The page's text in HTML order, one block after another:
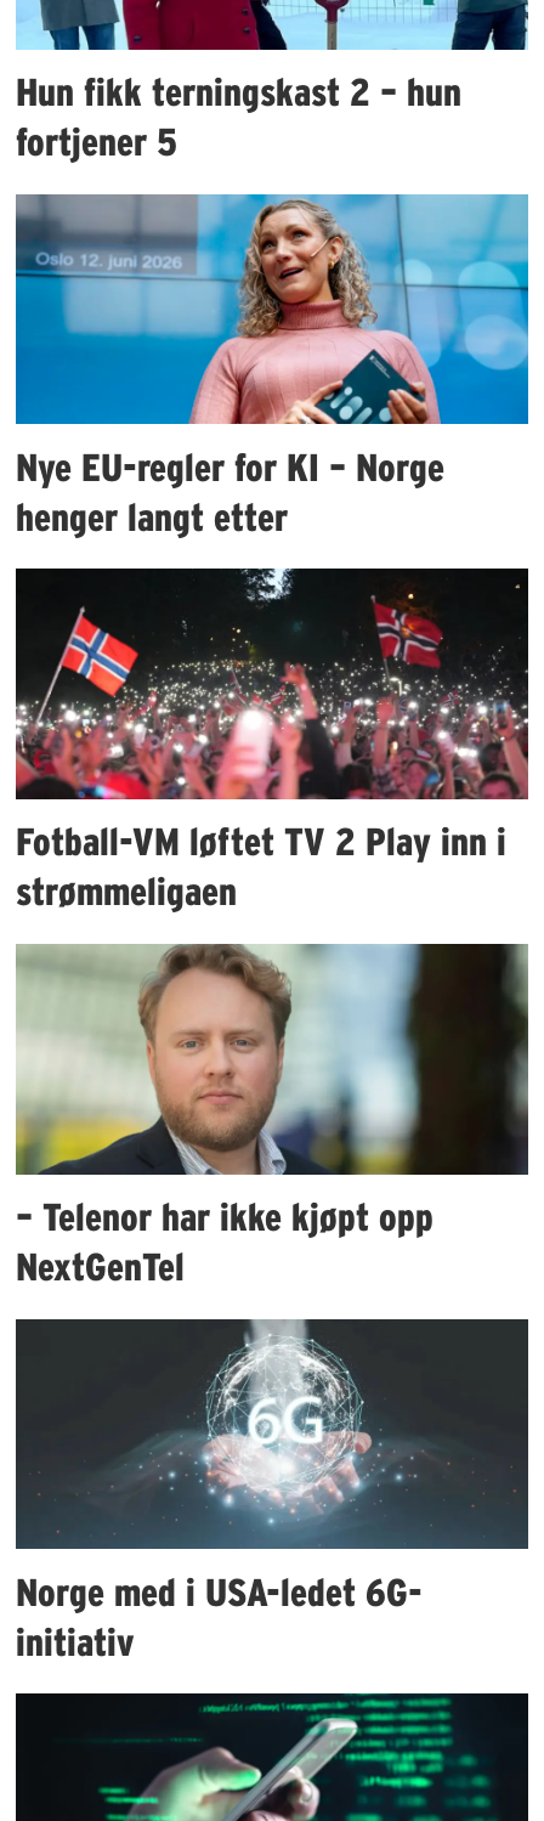
Hun fikk terningskast 2 – hun
fortjener 5
Nye EU-regler for KI – Norge
henger langt etter
Fotball-VM løftet TV 2 Play inn i
strømmeligaen
– Telenor har ikke kjøpt opp
NextGenTel
Norge med i USA-ledet 6G-
initiativ